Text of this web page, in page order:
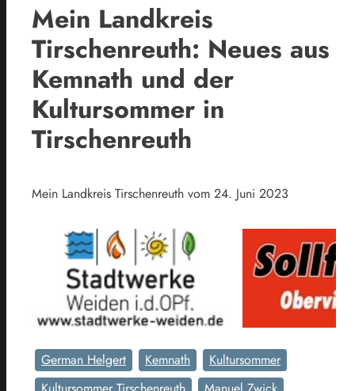
Mein Landkreis
Tirschenreuth: Neues aus
Kemnath und der
Kultursommer in
Tirschenreuth
Mein Landkreis Tirschenreuth vom 24. Juni 2023
German Helgert Kemnath
Kultursommer